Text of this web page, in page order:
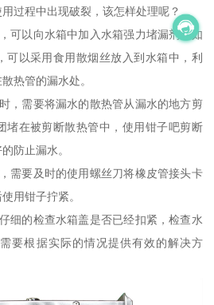
过程中出现破裂，该怎样处理呢？
可以向水箱中加入水箱强力堵漏剂，如
可以采用食用散烟丝放入到水箱中，利
热管的漏水处。
，需要将漏水的散热管从漏水的地方剪
堵在被剪断散热管中，使用钳子吧剪断
防止漏水。
需要及时的使用螺丝刀将橡皮管接头卡
用钳子拧紧。
细的检查水箱盖是否已经扣紧，检查水
要根据实际的情况提供有效的解决方